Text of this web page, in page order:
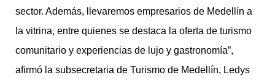
sector. Además, llevaremos empresarios de Medellín a
la vitrina, entre quienes se destaca la oferta de turismo
comunitario y experiencias de lujo y gastronomía”,
afirmó la subsecretaria de Turismo de Medellín, Ledys